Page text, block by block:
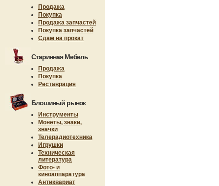
Продажа
Покупка
Продажа запчастей
Покупка запчастей
Сдам на прокат
Старинная Мебель
Продажа
Покупка
Реставрация
Блошиный рынок
Инструменты
Монеты, знаки,
значки
Телерадиотехника
Игрушки
Техническая
литература
Фото- и
киноаппаратура
Антиквариат